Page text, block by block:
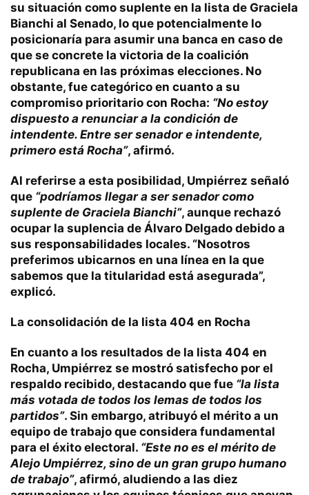
su situación como suplente en la lista de Graciela
Bianchi al Senado, lo que potencialmente lo
posicionaría para asumir una banca en caso de
que se concrete la victoria de la coalición
republicana en las próximas elecciones. No
obstante, fue categórico en cuanto a su
compromiso prioritario con Rocha: “No estoy
dispuesto a renunciar a la condición de
intendente. Entre ser senador e intendente,
primero está Rocha”, afirmó.
Al referirse a esta posibilidad, Umpiérrez señaló
que “podríamos llegar a ser senador como
suplente de Graciela Bianchi”, aunque rechazó
ocupar la suplencia de Álvaro Delgado debido a
sus responsabilidades locales. “Nosotros
preferimos ubicarnos en una línea en la que
sabemos que la titularidad está asegurada”,
explicó.
La consolidación de la lista 404 en Rocha
En cuanto a los resultados de la lista 404 en
Rocha, Umpiérrez se mostró satisfecho por el
respaldo recibido, destacando que fue “la lista
más votada de todos los lemas de todos los
partidos”. Sin embargo, atribuyó el mérito a un
equipo de trabajo que considera fundamental
para el éxito electoral. “Este no es el mérito de
Alejo Umpiérrez, sino de un gran grupo humano
de trabajo”, afirmó, aludiendo a las diez